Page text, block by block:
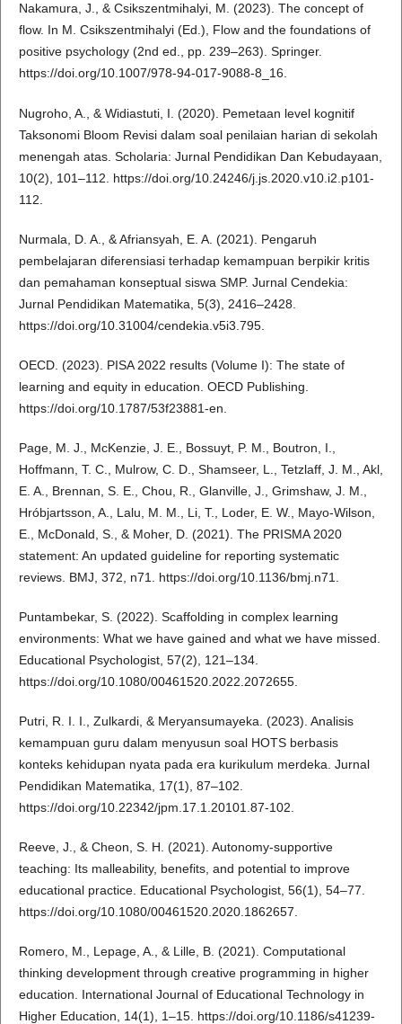
Nakamura, J., & Csikszentmihalyi, M. (2023). The concept of
flow. In M. Csikszentmihalyi (Ed.), Flow and the foundations of
positive psychology (2nd ed., pp. 239–263). Springer.
https://doi.org/10.1007/978-94-017-9088-8_16.
Nugroho, A., & Widiastuti, I. (2020). Pemetaan level kognitif
Taksonomi Bloom Revisi dalam soal penilaian harian di sekolah
menengah atas. Scholaria: Jurnal Pendidikan Dan Kebudayaan,
10(2), 101–112. https://doi.org/10.24246/j.js.2020.v10.i2.p101-
112.
Nurmala, D. A., & Afriansyah, E. A. (2021). Pengaruh
pembelajaran diferensiasi terhadap kemampuan berpikir kritis
dan pemahaman konseptual siswa SMP. Jurnal Cendekia:
Jurnal Pendidikan Matematika, 5(3), 2416–2428.
https://doi.org/10.31004/cendekia.v5i3.795.
OECD. (2023). PISA 2022 results (Volume I): The state of
learning and equity in education. OECD Publishing.
https://doi.org/10.1787/53f23881-en.
Page, M. J., McKenzie, J. E., Bossuyt, P. M., Boutron, I.,
Hoffmann, T. C., Mulrow, C. D., Shamseer, L., Tetzlaff, J. M., Akl,
E. A., Brennan, S. E., Chou, R., Glanville, J., Grimshaw, J. M.,
Hróbjartsson, A., Lalu, M. M., Li, T., Loder, E. W., Mayo-Wilson,
E., McDonald, S., & Moher, D. (2021). The PRISMA 2020
statement: An updated guideline for reporting systematic
reviews. BMJ, 372, n71. https://doi.org/10.1136/bmj.n71.
Puntambekar, S. (2022). Scaffolding in complex learning
environments: What we have gained and what we have missed.
Educational Psychologist, 57(2), 121–134.
https://doi.org/10.1080/00461520.2022.2072655.
Putri, R. I. I., Zulkardi, & Meryansumayeka. (2023). Analisis
kemampuan guru dalam menyusun soal HOTS berbasis
konteks kehidupan nyata pada era kurikulum merdeka. Jurnal
Pendidikan Matematika, 17(1), 87–102.
https://doi.org/10.22342/jpm.17.1.20101.87-102.
Reeve, J., & Cheon, S. H. (2021). Autonomy-supportive
teaching: Its malleability, benefits, and potential to improve
educational practice. Educational Psychologist, 56(1), 54–77.
https://doi.org/10.1080/00461520.2020.1862657.
Romero, M., Lepage, A., & Lille, B. (2021). Computational
thinking development through creative programming in higher
education. International Journal of Educational Technology in
Higher Education, 14(1), 1–15. https://doi.org/10.1186/s41239-